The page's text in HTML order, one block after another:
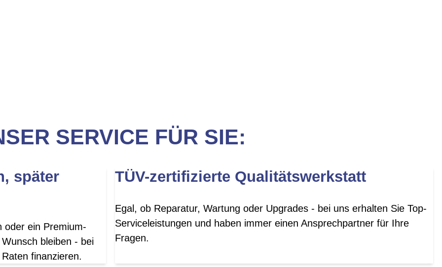
SERVICE FÜR SIE:
später
oder ein Premium-
bleiben - bei
finanzieren.
TÜV-zertifizierte Qualitätswerkstatt
Egal, ob Reparatur, Wartung oder Upgrades - bei uns erhalten Sie Top-
Serviceleistungen und haben immer einen Ansprechpartner für Ihre
Fragen.